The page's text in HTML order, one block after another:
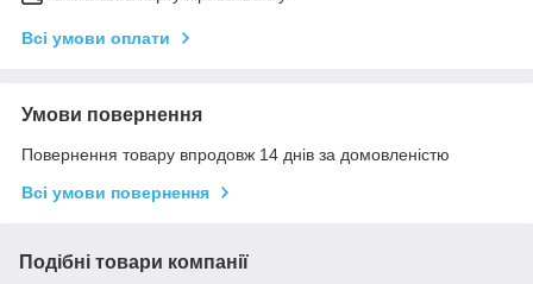
Всі умови оплати
Умови повернення
Повернення товару впродовж 14 днів за домовленістю
Всі умови повернення
Подібні товари компанії